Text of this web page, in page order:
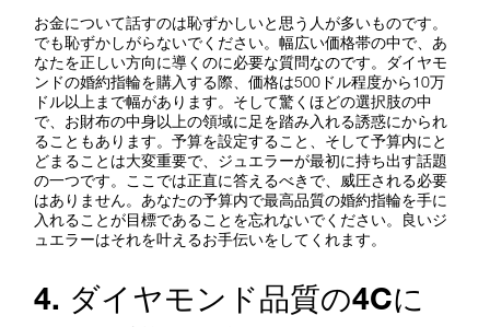
お金について話すのは恥ずかしいと思う人が多いものです。
でも恥ずかしがらないでください。幅広い価格帯の中で、あ
なたを正しい方向に導くのに必要な質問なのです。ダイヤモ
ンドの婚約指輪を購入する際、価格は500ドル程度から10万
ドル以上まで幅があります。そして驚くほどの選択肢の中
で、お財布の中身以上の領域に足を踏み入れる誘惑にかられ
ることもあります。予算を設定すること、そして予算内にと
どまることは大変重要で、ジュエラーが最初に持ち出す話題
の一つです。ここでは正直に答えるべきで、威圧される必要
はありません。あなたの予算内で最高品質の婚約指輪を手に
入れることが目標であることを忘れないでください。良いジ
ュエラーはそれを叶えるお手伝いをしてくれます。
4. ダイヤモンド品質の4Cに